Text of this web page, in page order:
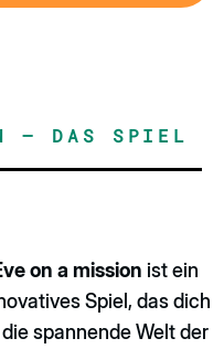
– DAS SPIEL
on a mission ist ein
Spiel, das dich
spannende Welt der